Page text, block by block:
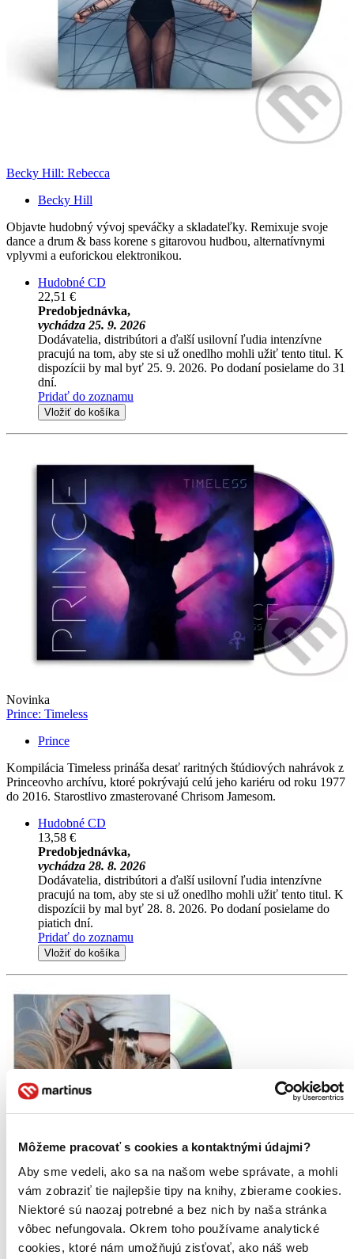
Môžeme pracovať s cookies a kontaktnými údajmi?
Aby sme vedeli, ako sa na našom webe správate, a mohli
vám zobraziť tie najlepšie tipy na knihy, zbierame cookies.
Niektoré sú naozaj potrebné a bez nich by naša stránka
vôbec nefungovala. Okrem toho používame analytické
cookies, ktoré nám umožňujú zisťovať, ako náš web
Becky Hill: Rebecca
Becky Hill
Objavte hudobný vývoj speváčky a skladateľky. Remixuje svoje
dance a drum & bass korene s gitarovou hudbou, alternatívnymi
vplyvmi a euforickou elektronikou.
Hudobné CD
22,51 €
Predobjednávka,
vychádza 25. 9. 2026
Dodávatelia, distribútori a ďalší usilovní ľudia intenzívne
pracujú na tom, aby ste si už onedlho mohli užiť tento titul. K
dispozícii by mal byť 25. 9. 2026. Po dodaní posielame do 31
dní.
Pridať do zoznamu
Vložiť do košíka
Novinka
Prince: Timeless
Prince
Kompilácia Timeless prináša desať raritných štúdiových nahrávok z
Princeovho archívu, ktoré pokrývajú celú jeho kariéru od roku 1977
do 2016. Starostlivo zmasterované Chrisom Jamesom.
Hudobné CD
13,58 €
Predobjednávka,
vychádza 28. 8. 2026
Dodávatelia, distribútori a ďalší usilovní ľudia intenzívne
pracujú na tom, aby ste si už onedlho mohli užiť tento titul. K
dispozícii by mal byť 28. 8. 2026. Po dodaní posielame do
piatich dní.
Pridať do zoznamu
Vložiť do košíka
Novinka
Ellie Goulding: I Know Too MuchCD
Ellie Goulding
Objevte novou nahrávku, která zkoumá svobodu nevědomosti a
životní křižovatky. Umělecké vyjádření terapie skrze hudbu.